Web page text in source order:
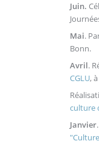
Juin.
Mai.
Bonn.
Avril.
CGLU,
culture
Janvier